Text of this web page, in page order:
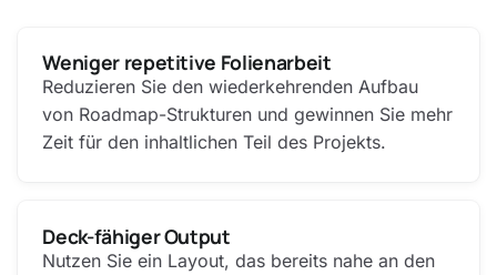
Weniger repetitive Folienarbeit
Reduzieren Sie den wiederkehrenden Aufbau
von Roadmap-Strukturen und gewinnen Sie mehr
Zeit für den inhaltlichen Teil des Projekts.
Deck-fähiger Output
Nutzen Sie ein Layout, das bereits nahe an den